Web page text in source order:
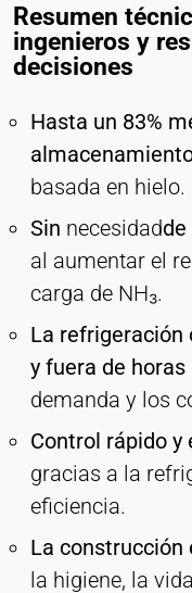
Resumen
ingenieros y
decisiones
Hasta un 83%
basada en hielo.
Sin necesidad
al aumentar el
carga de NH₃.
La
y fuera de horas
demanda y los
Control rápido
gracias a la
eficiencia.
La construcción
la higiene, la